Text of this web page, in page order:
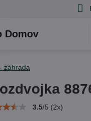
Domov
záhrada
3.5/5 (2x)